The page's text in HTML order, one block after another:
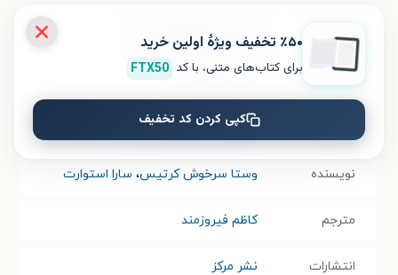
نام کتاب پیدایش امپراتوری ایران
عنوان دیگر
تاریخ ایران پیش از اسلام
نویسنده وستا سرخوش کرتیس، سارا استوارت
مترجم کاظم فیروزمند
انتشارات نشر مرکز
٪۵۰ تخفیف ویژۀ اولین خرید
برای کتاب‌های متنی، با کد FTX50
کپی کردن کد تخفیف